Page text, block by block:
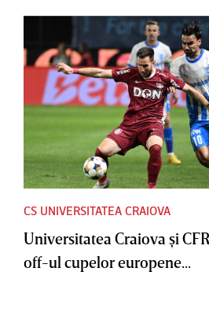
CS UNIVERSITATEA CRAIOVA
Universitatea Craiova şi
off-ul cupelor europene...